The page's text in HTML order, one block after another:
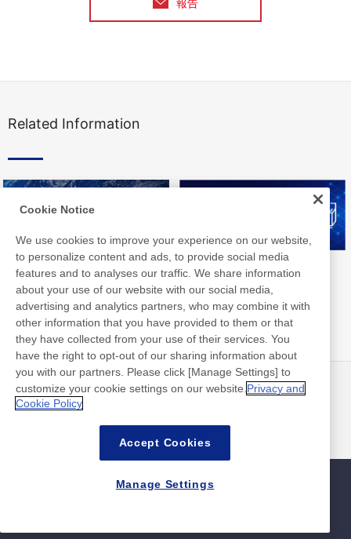
Related Information
Nitto Group Integrated Report Nitto Library
最新消息
聯絡方式
常見問答集
網站政策
Cookie Notice
We use cookies to improve your experience on our website,
to personalize content and ads, to provide social media
features and to analyses our traffic. We share information
about your use of our website with our social media,
advertising and analytics partners, who may combine it with
other information that you have provided to them or that
they have collected from your use of their services. You
have the right to opt-out of our sharing information about
you with our partners. Please click [Manage Settings] to
customize your cookie settings on our website. Privacy and
Cookie Policy
Accept Cookies
Manage Settings